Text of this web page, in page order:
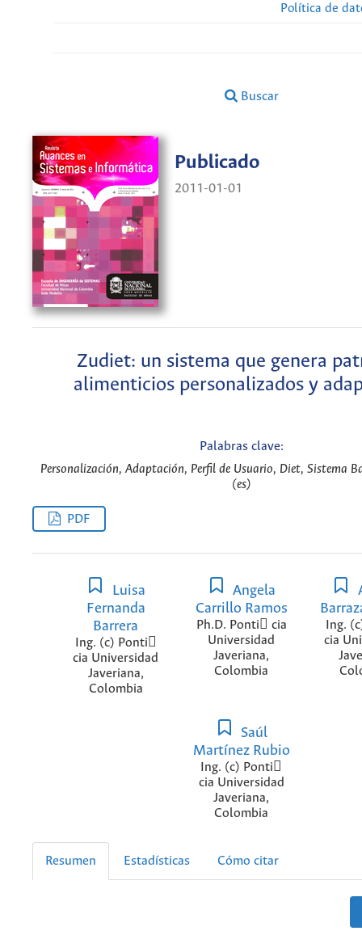
Política de
Buscar
Publicado
2011-01-01
Zudiet: un sistema que genera
alimenticios personalizados y
Palabras clave:
Personalización, Adaptación, Perfil de Usuario, Diet, Sistema
(es)
PDF
Luisa
Fernanda
Barrera
Ing. (c) Ponti
cia Universidad
Javeriana,
Colombia
Angela
Carrillo Ramos
Ph.D. Ponti cia
Universidad
Javeriana,
Colombia
Ing.
cia
Saúl
Martínez Rubio
Ing. (c) Ponti
cia Universidad
Javeriana,
Colombia
Resumen Estadísticas Cómo citar